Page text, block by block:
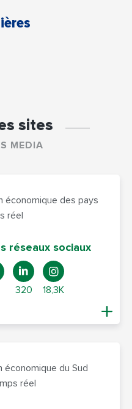
sites
MEDIA
économique des pays
réel
réseaux sociaux
320 18,3K
économique du Sud
réel